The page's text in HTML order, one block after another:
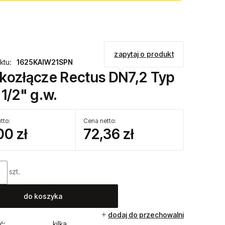
Rectus DN7,2 Typ
2" g.w.
zł
Cena netto:
72,36 zł
szt.
do koszyka
dodaj do przechowalni
1625KAIW21SPN
zapytaj o produkt